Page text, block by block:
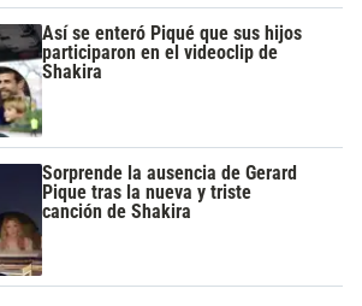
Así se enteró Piqué que sus hijos
participaron en el videoclip de
Shakira
Sorprende la ausencia de Gerard
Pique tras la nueva y triste
canción de Shakira